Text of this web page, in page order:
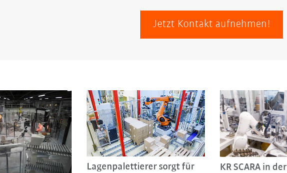
Jetzt Kontakt aufnehmen!
Lagenpalettierer sorgt für
KR SCARA in der